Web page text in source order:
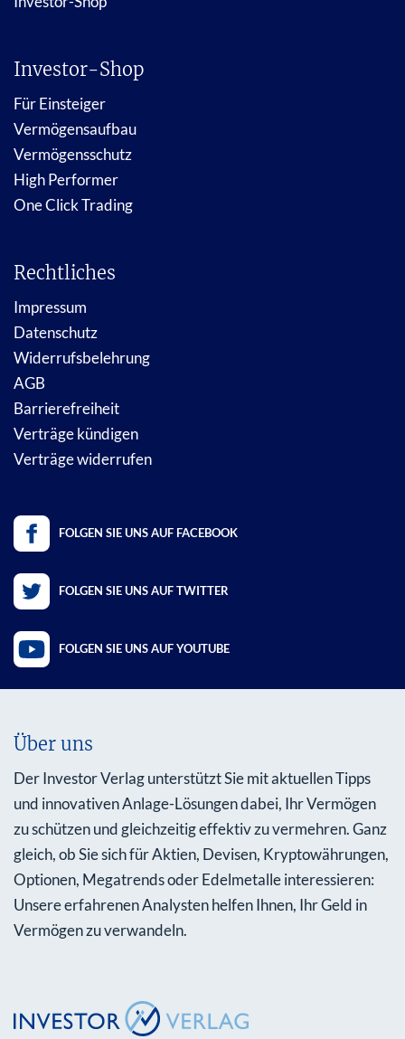
Investor-Shop
Für Einsteiger
Vermögensaufbau
Vermögensschutz
High Performer
One Click Trading
Rechtliches
Impressum
Datenschutz
Widerrufsbelehrung
AGB
Barrierefreiheit
Verträge kündigen
Verträge widerrufen
FOLGEN SIE UNS AUF FACEBOOK
FOLGEN SIE UNS AUF TWITTER
FOLGEN SIE UNS AUF YOUTUBE
Über uns
Der Investor Verlag unterstützt Sie mit aktuellen Tipps
und innovativen Anlage-Lösungen dabei, Ihr Vermögen
zu schützen und gleichzeitig effektiv zu vermehren. Ganz
gleich, ob Sie sich für Aktien, Devisen, Kryptowährungen,
Optionen, Megatrends oder Edelmetalle interessieren:
Unsere erfahrenen Analysten helfen Ihnen, Ihr Geld in
Vermögen zu verwandeln.